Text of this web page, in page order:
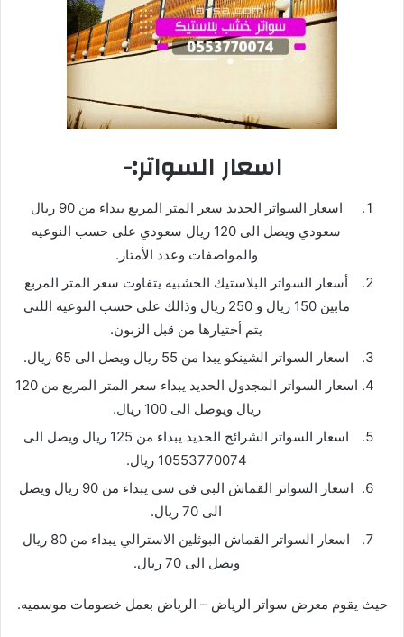
اسعار السواتر:-
اسعار السواتر الحديد سعر المتر المربع يبداء من 90 ريال
سعودي ويصل الى 120 ريال سعودي على حسب النوعيه
والمواصفات وعدد الأمتار.
أسعار السواتر البلاستيك الخشبيه يتفاوت سعر المتر المربع
مابين 150 ريال و 250 ريال وذالك على حسب النوعيه اللتي
يتم أختيارها من قبل الزبون.
اسعار السواتر الشينكو يبدا من 55 ريال ويصل الى 65 ريال.
اسعار السواتر المجدول الحديد يبداء سعر المتر المربع من 120
ريال ويوصل الى 100 ريال.
اسعار السواتر الشرائح الحديد يبداء من 125 ريال ويصل الى
10553770074 ريال.
اسعار السواتر القماش البي في سي يبداء من 90 ريال ويصل
الى 70 ريال.
اسعار السواتر القماش البوثلين الاسترالي يبداء من 80 ريال
ويصل الى 70 ريال.
حيث يقوم معرض سواتر الرياض – الرياض بعمل خصومات موسميه.